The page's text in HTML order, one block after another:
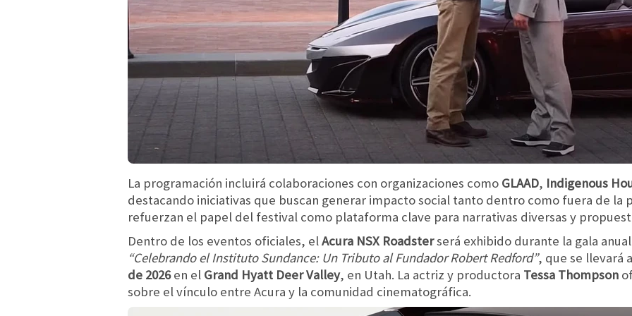
La programación incluirá colaboraciones con organizaciones como GLAAD, Indigenous
destacando iniciativas que buscan generar impacto social tanto dentro como fuera de la
refuerzan el papel del festival como plataforma clave para narrativas diversas y
Dentro de los eventos oficiales, el Acura NSX Roadsterserá exhibido durante la gala
“Celebrando el Instituto Sundance: Un Tributo al Fundador Robert Redford”, que se llevará
de 2026en el Grand Hyatt Deer Valley, en Utah. La actriz y productora Tessa Thompson
sobre el vínculo entre Acura y la comunidad cinematográfica.